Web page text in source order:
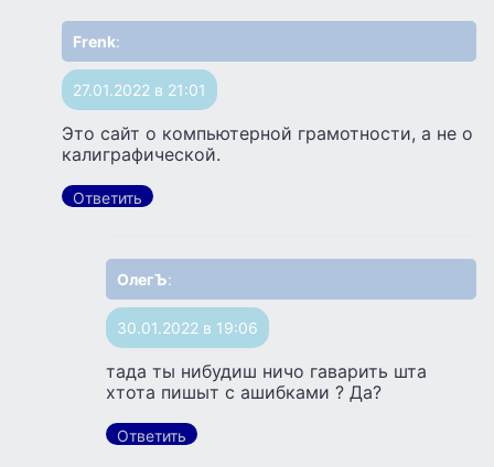
Frenk:
27.01.2022 в 21:01
Это сайт о компьютерной грамотности, а не о
калиграфической.
Ответить
ОлегЪ:
30.01.2022 в 19:06
тада ты нибудиш ничо гаварить шта
хтота пишыт с ашибками ? Да?
Ответить